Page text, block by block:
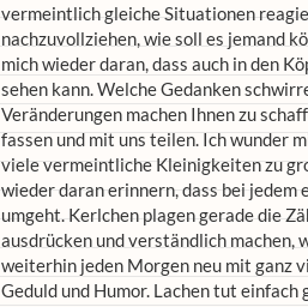
vermeintlich gleiche Situationen
nachzuvollziehen, wie soll es jemand
mich wieder daran, dass auch in den
sehen kann. Welche Gedanken
Veränderungen machen Ihnen zu
fassen und mit uns teilen. Ich wunder
viele vermeintliche Kleinigkeiten zu
wieder daran erinnern, dass bei
umgeht. Kerlchen plagen gerade die
ausdrücken und verständlich machen,
weiterhin jeden Morgen neu mit ganz
Geduld und Humor. Lachen tut einfach